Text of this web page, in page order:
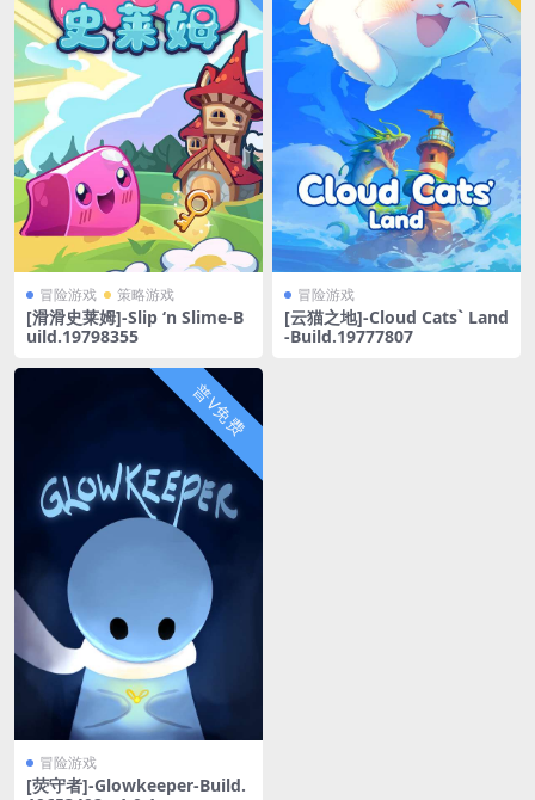
冒险游戏 策略游戏
[滑滑史莱姆]-Slip ‘n Slime-B
uild.19798355
冒险游戏
[云猫之地]-Cloud Cats` Land
-Build.19777807
普V免费
冒险游戏
[荧守者]-Glowkeeper-Build.